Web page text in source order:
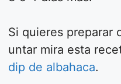
Si quieres preparar
untar mira esta
dip de albahaca.